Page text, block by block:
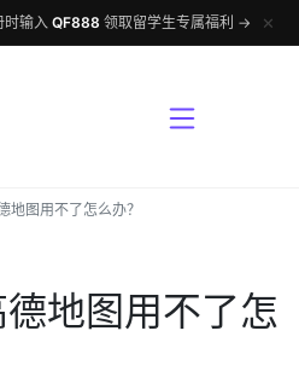
时输入 QF888 领取留学生专属福利 → ✕
地图用不了怎么办？
地图用不了怎